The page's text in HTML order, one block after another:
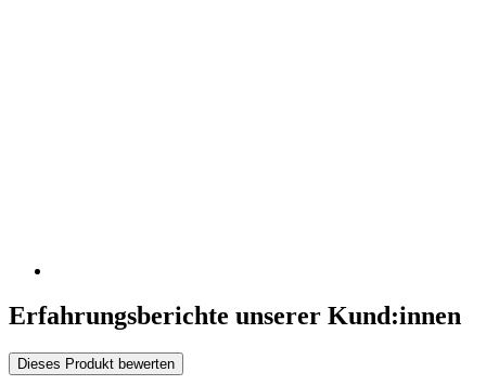
Erfahrungsberichte unserer Kund:innen
Dieses Produkt bewerten